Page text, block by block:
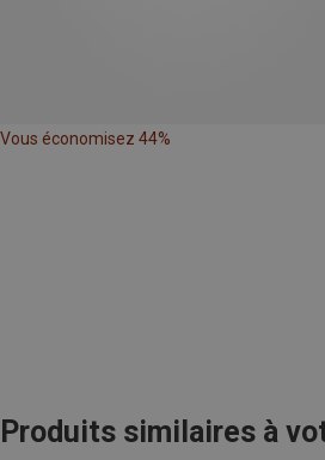
Vous économisez 44%
Produits similaires à